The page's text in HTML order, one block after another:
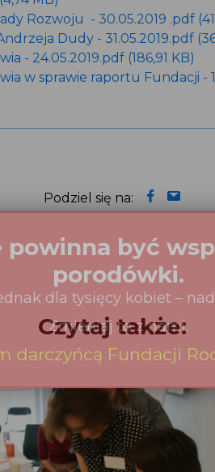
Rozwoju - 30.05.2019 .pdf
Dudy - 31.05.2019.pdf
- 24.05.2019.pdf (186,91 KB)
w sprawie raportu Fundacji -
Podziel się na:
Czytaj także: